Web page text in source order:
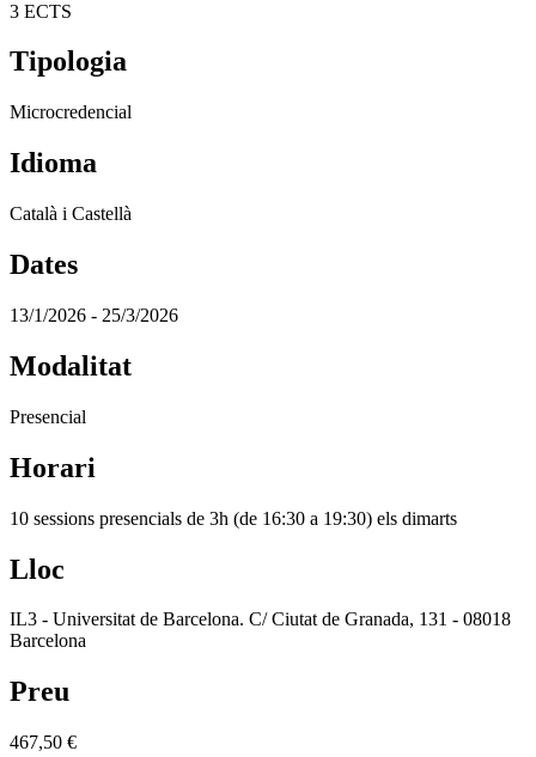
3 ECTS
Tipologia
Microcredencial
Idioma
Català i Castellà
Dates
13/1/2026 - 25/3/2026
Modalitat
Presencial
Horari
10 sessions presencials de 3h (de 16:30 a 19:30) els dimarts
Lloc
IL3 - Universitat de Barcelona. C/ Ciutat de Granada, 131 - 08018
Barcelona
Preu
467,50 €